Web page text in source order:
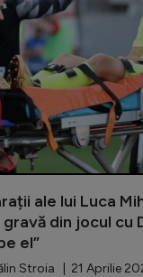
ale lui Luca
din jocul cu
el”
Stroia | 21 Aprilie